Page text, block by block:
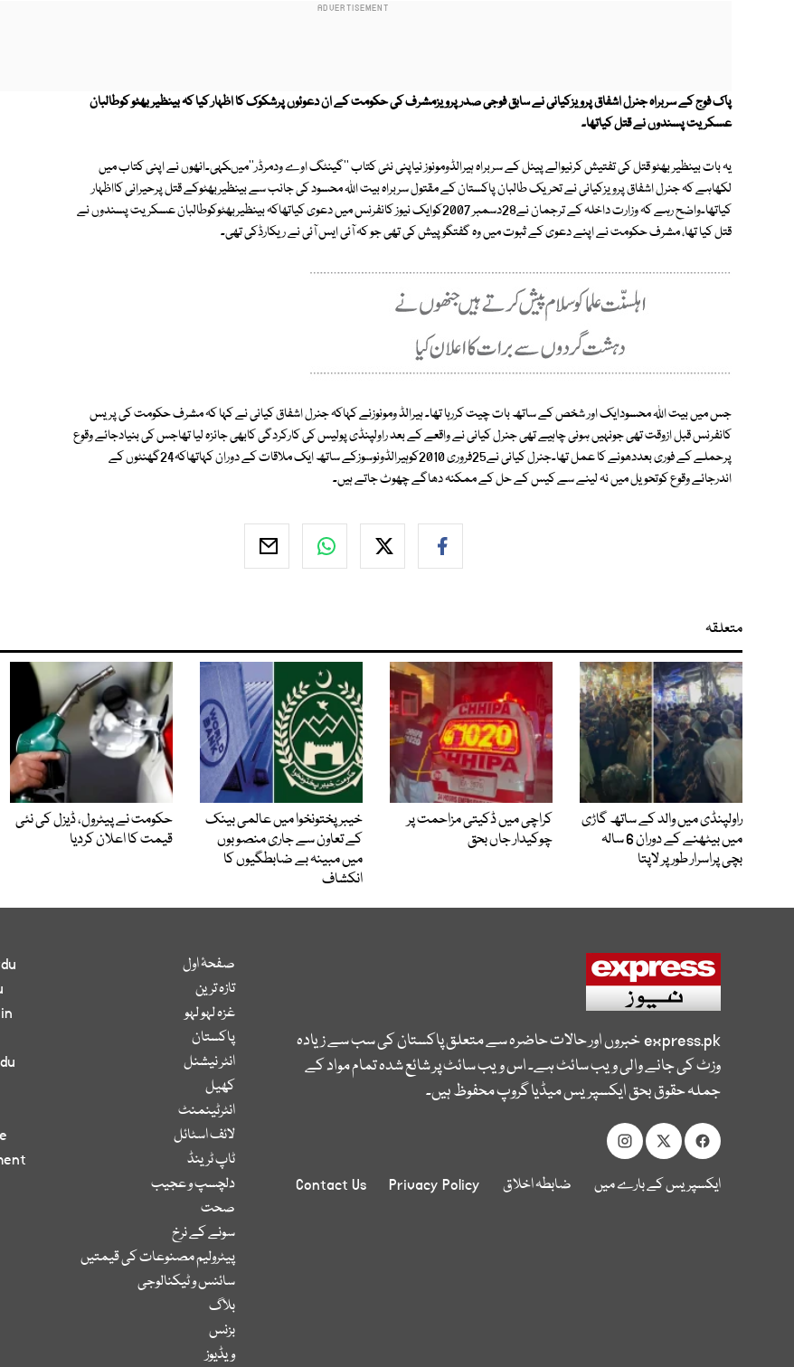
پاک فوج کے سربراہ جنرل اشفاق پرویزکیانی نے سابق فوجی صدرپرویزمشرف کی حکومت کے ان دعوئوں پرشکوک کا اظہار کیا کہ بینظیر بھٹو کوطالبان
عسکریت پسندوں نے قتل کیاتھا۔
یہ بات بینظیر بھٹو قتل کی تفتیش کرنیوالے پینل کے سربراہ ہیرالڈومونوز نیاپنی نئی کتاب ''گینٹگ اوے ودمرڈر''میںکہی۔انھوں نے اپنی کتاب میں
لکھاہے کہ جنرل اشفاق پرویزکیانی نے تحریک طالبان پاکستان کے مقتول سربراہ بیت اللہ محسود کی جانب سے بینظیربھٹوکے قتل پرحیرانی کااظہار
کیاتھا۔واضح رہے کہ وزارت داخلہ کے ترجمان نے28دسمبر 2007کوایک نیوز کانفرنس میں دعوی کیاتھاکہ بینظیربھٹوکوطالبان عسکریت پسندوں نے
قتل کیا تھا، مشرف حکومت نے اپنے دعوی کے ثبوت میں وہ گفتگوپیش کی تھی جو کہ آئی ایس آئی نے ریکارڈکی تھی۔
جس میں بیت اللہ محسودایک اور شخص کے ساتھ بات چیت کررہا تھا۔ ہیرالڈ ومونوزنے کہاکہ جنرل اشفاق کیانی نے کہا کہ مشرف حکومت کی پریس
کانفرنس قبل ازوقت تھی جونہیں ہونی چاہیے تھی جنرل کیانی نے واقعے کے بعد راولپنڈی پولیس کی کارکردگی کابھی جائزہ لیا تھاجس کی بنیادجائے وقوع
پرحملے کے فوری بعددھونے کا عمل تھا۔جنرل کیانی نے25فروری 2010کوہیرالڈونوسوزکے ساتھ ایک ملاقات کے دوران کہاتھاکہ24گھنٹوں کے
اندرجائے وقوع کوتحویل میں نہ لینے سے کیس کے حل کے ممکنہ دھاگے چھوٹ جاتے ہیں۔
متعلقہ
راولپنڈی میں والد کے ساتھ گاڑی
میں بیٹھنے کے دوران 6 سالہ
بچی پراسرار طور پر لاپتا
کراچی میں ڈکیتی مزاحمت پر
چوکیدار جاں بحق
خیبرپختونخوا میں عالمی بینک
کے تعاون سے جاری منصوبوں
میں مبینہ بے ضابطگیوں کا
انکشاف
حکومت نے پیٹرول، ڈیزل کی نئی
قیمت کا اعلان کردیا
express.pkخبروں اور حالات حاضرہ سے متعلق پاکستان کی سب سے زیادہ
وزٹ کی جانے والی ویب سائٹ ہے۔ اس ویب سائٹ پر شائع شدہ تمام مواد کے
جملہ حقوق بحق ایکسپریس میڈیا گروپ محفوظ ہیں۔
ایکسپریس کے بارے میں ضابطہ اخلاق Privacy Policy
Contact Us
صفحۂ اول
تازہ ترین
غزہ لہو لہو
پاکستان
انٹر نیشنل
کھیل
انٹرٹینمنٹ
لائف اسٹائل
ٹاپ ٹرینڈ
دلچسپ و عجیب
صحت
سونے کے نرخ
پیٹرولیم مصنوعات کی قیمتیں
سائنس و ٹیکنالوجی
بلاگ
بزنس
ویڈیوز